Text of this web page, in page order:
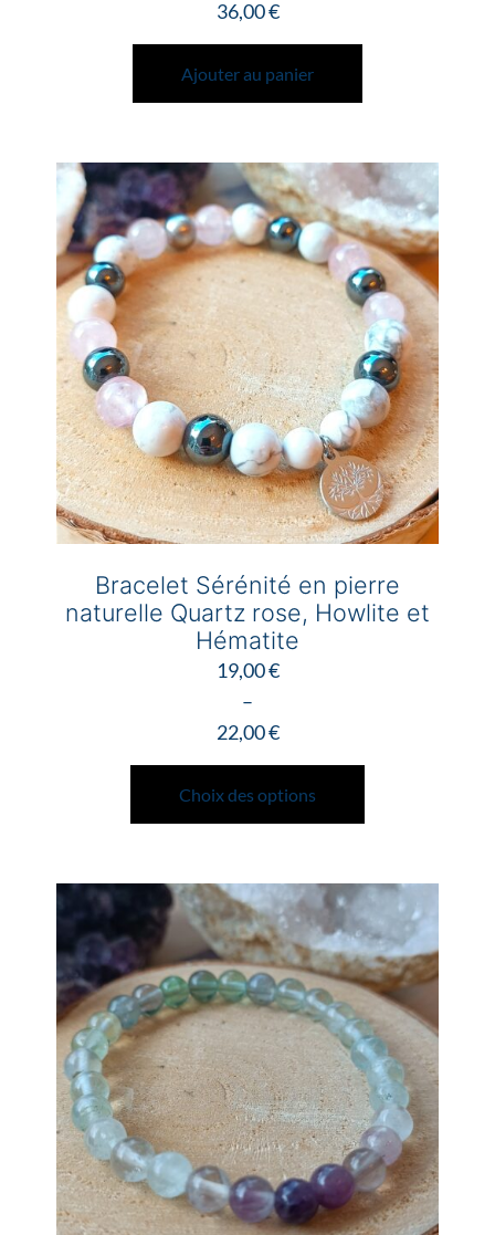
36,00€
Ajouter au panier
Bracelet Sérénité en pierre
naturelle Quartz rose, Howlite et
Hématite
19,00€
–
22,00€
Plage
de
prix :
à
22,00 €
Choix des options
Ce
a
variations.
Les
options
peuvent
être
choisies
sur
la
page
du
produit